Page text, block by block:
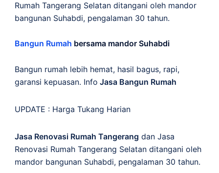
Rumah Tangerang Selatan ditangani oleh mandor
bangunan Suhabdi, pengalaman 30 tahun.
Bangun Rumah bersama mandor Suhabdi
Bangun rumah lebih hemat, hasil bagus, rapi,
garansi kepuasan. Info Jasa Bangun Rumah
UPDATE : Harga Tukang Harian
Jasa Renovasi Rumah Tangerang dan Jasa
Renovasi Rumah Tangerang Selatan ditangani oleh
mandor bangunan Suhabdi, pengalaman 30 tahun.